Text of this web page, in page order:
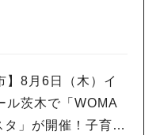
】8月6日（木）イ
ル茨木で「WOMA
タ」が開催！子育て